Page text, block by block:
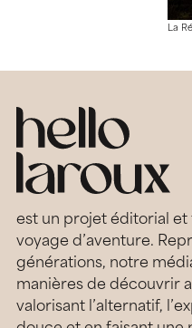
La
est un projet éditorial
voyage d’aventure.
générations, notre
manières de découvrir
valorisant l’alternatif,